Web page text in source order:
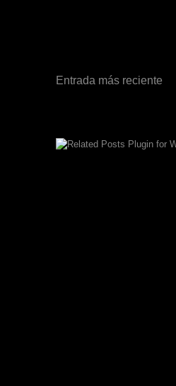
Entrada más reciente